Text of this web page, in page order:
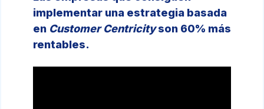
implementar una estrategia basada
en Customer Centricityson 60% más
rentables.